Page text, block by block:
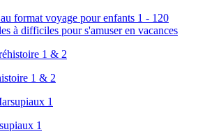
format voyage pour enfants 1 - 120
à difficiles pour s'amuser en vacances
1 & 2
1